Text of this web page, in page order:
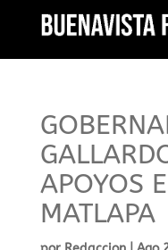
APOYOS
MATLAPA